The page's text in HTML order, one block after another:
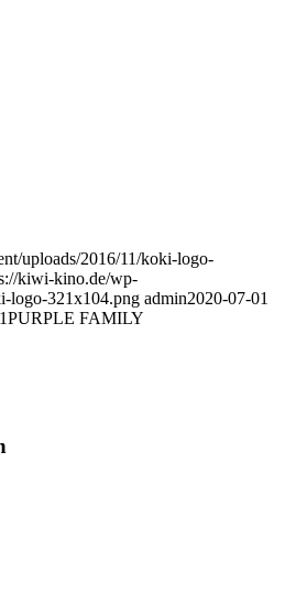
uploads/2016/11/koki-logo-
kiwi-kino.de/wp-
logo-321x104.png admin2020-07-01
PURPLE FAMILY